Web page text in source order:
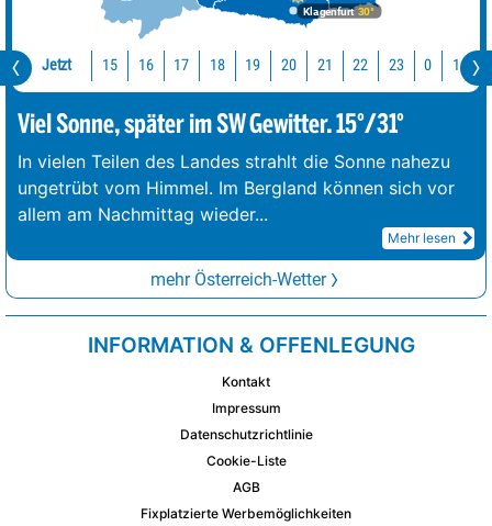
Klagenfurt 30°
Jetzt 15 16 17 18 19 20 21 22 23 0 1
Viel Sonne, später im SW Gewitter. 15°/31°
In vielen Teilen des Landes strahlt die Sonne nahezu
ungetrübt vom Himmel. Im Bergland können sich vor
allem am Nachmittag wieder...
Mehr lesen
mehr Österreich-Wetter
INFORMATION & OFFENLEGUNG
Kontakt
Impressum
Datenschutzrichtlinie
Cookie-Liste
AGB
Fixplatzierte Werbemöglichkeiten